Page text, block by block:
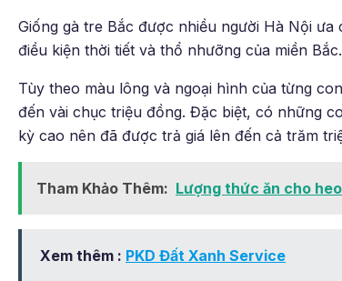
Giống gà tre Bắc được nhiều người Hà Nội
điều kiện thời tiết và thổ nhưỡng của miền Bắc.
Tùy theo màu lông và ngoại hình của từng
đến vài chục triệu đồng. Đặc biệt, có những
kỳ cao nên đã được trả giá lên đến cả trăm
Tham Khảo Thêm: Lượng thức ăn cho
Xem thêm : PKD Đất Xanh Service